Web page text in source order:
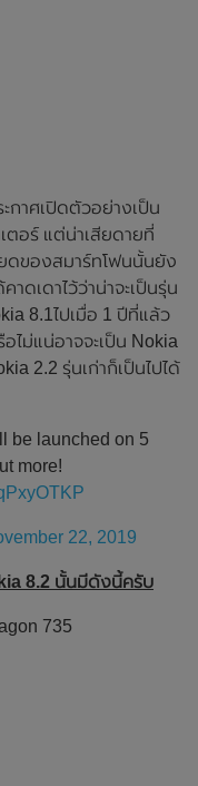
กาศเปิดตัวอย่างเป็น
ตอร์ แต่น่าเสียดายที่
ยดของสมาร์ทโฟนนั้นยัง
าดเดาไว้ว่าน่าจะเป็นรุ่น
8.1ไปเมื่อ 1 ปีที่แล้ว
ไม่แน่อาจจะเป็น Nokia
2.2 รุ่นเก่าก็เป็นไปได้
be launched on 5
more!
22, 2019
8.2 นั้นมีดังนี้ครับ
735